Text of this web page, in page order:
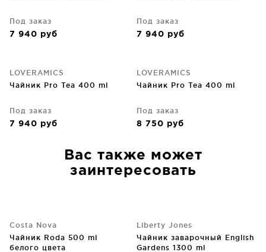
Под заказ
7 940 руб
Под заказ
7 940 руб
LOVERAMICS
Чайник Pro Tea 400 ml
Под заказ
7 940 руб
LOVERAMICS
Чайник Pro Tea 400 ml
Под заказ
8 750 руб
Вас также может
заинтересовать
Costa Nova
Чайник Roda 500 ml
белого цвета
Liberty Jones
Чайник заварочный English
Gardens 1300 ml